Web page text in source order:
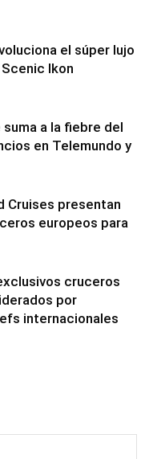
el súper lujo
Ikon
a la fiebre del
en Telemundo y
Cruises presentan
europeos para
cruceros
por
internacionales